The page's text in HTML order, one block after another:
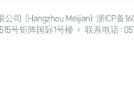
司 (Hangzhou Meijian) 浙ICP备
号矩阵国际1号楼 | 联系电话：